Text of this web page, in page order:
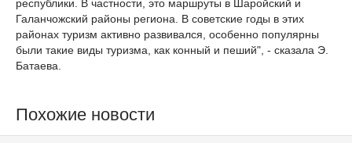
республики. В частности, это маршруты в Шаройский и
Галанчожский районы региона. В советские годы в этих
районах туризм активно развивался, особенно популярны
были такие виды туризма, как конный и пеший", - сказала Э.
Батаева.
Похожие новости